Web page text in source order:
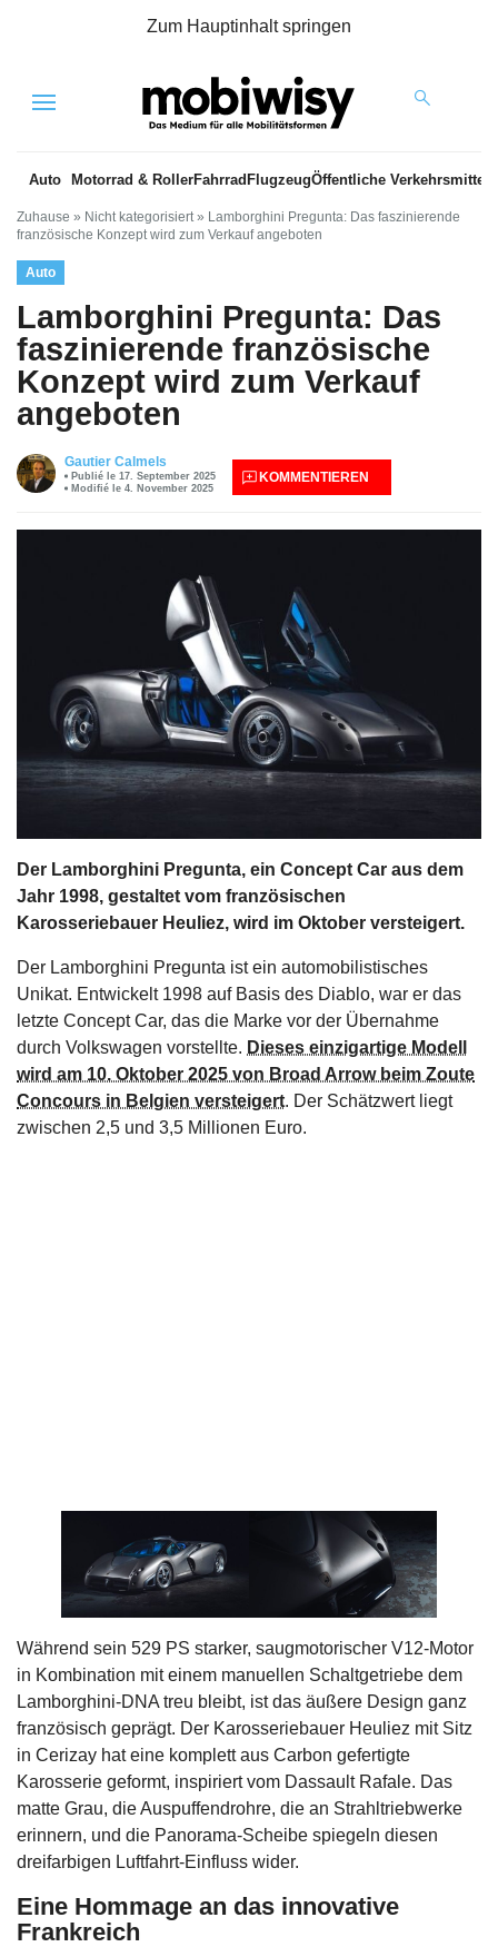
Zum Hauptinhalt springen
Menu
Auto Motorrad & RollerFahrrad FlugzeugÖffentliche Verkehrsmittel
Zuhause » Nicht kategorisiert » Lamborghini Pregunta: Das faszinierende
französische Konzept wird zum Verkauf angeboten
Auto
Lamborghini Pregunta: Das
faszinierende französische
Konzept wird zum Verkauf
angeboten
Gautier Calmels
Publié le 17. September 2025
Modifié le 4. November 2025
KOMMENTIEREN
Der Lamborghini Pregunta, ein Concept Car aus dem
Jahr 1998, gestaltet vom französischen
Karosseriebauer Heuliez, wird im Oktober versteigert.
Der Lamborghini Pregunta ist ein automobilistisches
Unikat. Entwickelt 1998 auf Basis des Diablo, war er das
letzte Concept Car, das die Marke vor der Übernahme
durch Volkswagen vorstellte. Dieses einzigartige Modell
wird am 10. Oktober 2025 von Broad Arrow beim Zoute
Concours in Belgien versteigert. Der Schätzwert liegt
zwischen 2,5 und 3,5 Millionen Euro.
Während sein 529 PS starker, saugmotorischer V12-Motor
in Kombination mit einem manuellen Schaltgetriebe dem
Lamborghini-DNA treu bleibt, ist das äußere Design ganz
französisch geprägt. Der Karosseriebauer Heuliez mit Sitz
in Cerizay hat eine komplett aus Carbon gefertigte
Karosserie geformt, inspiriert vom Dassault Rafale. Das
matte Grau, die Auspuffendrohre, die an Strahltriebwerke
erinnern, und die Panorama-Scheibe spiegeln diesen
dreifarbigen Luftfahrt-Einfluss wider.
Eine Hommage an das innovative
Frankreich